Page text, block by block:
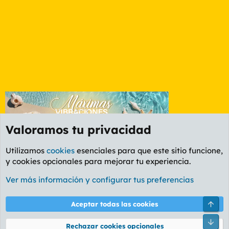
Manfloros, mancuernas y velocípedos
Cookies
PL OLDSTYLE AMARILLO
Términos y reglas Política de privacidad Ayuda
Valoramos tu privacidad
Utilizamos cookies esenciales para que este sitio funcione,
y cookies opcionales para mejorar tu experiencia.
Ver más información y configurar tus preferencias
Aceptar todas las cookies
Rechazar cookies opcionales
Pie